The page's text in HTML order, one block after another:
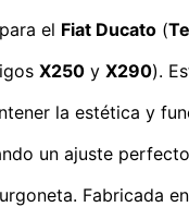
el Fiat Ducato (
X250 y X290).
la estética y
un ajuste
Fabricada